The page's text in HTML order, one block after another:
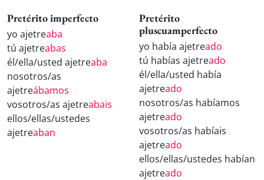
Pretérito imperfecto
yo ajetreaba
tú ajetreabas
él/ella/usted ajetreaba
nosotros/as
ajetreábamos
vosotros/as ajetreabais
ellos/ellas/ustedes
ajetreaban
Pretérito
pluscuamperfecto
yo había ajetreado
tú habías ajetreado
él/ella/usted había
ajetreado
nosotros/as habíamos
ajetreado
vosotros/as habíais
ajetreado
ellos/ellas/ustedes habían
ajetreado